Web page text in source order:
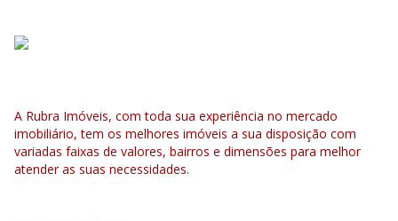
A Rubra Imóveis, com toda sua experiência no mercado
imobiliário, tem os melhores imóveis a sua disposição com
variadas faixas de valores, bairros e dimensões para melhor
atender as suas necessidades.